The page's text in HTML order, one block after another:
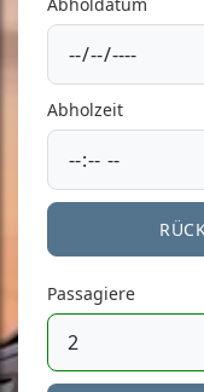
Abholzeit
Passagiere